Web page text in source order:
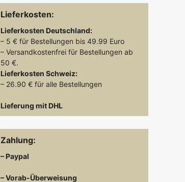
Lieferkosten:
Lieferkosten Deutschland:
– 5 € für Bestellungen bis 49.99 Euro
– Versandkostenfrei für Bestellungen ab
50 €.
Lieferkosten Schweiz:
– 26.90 € für alle Bestellungen
Lieferung mit DHL
Zahlung:
– Paypal
– Vorab-Überweisung